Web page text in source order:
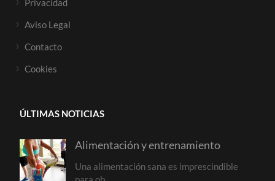
Privacidad
Aviso Legal
Contacto
Cookies
ÚLTIMAS NOTICIAS
Alimentación y entrenamiento
Una alimentación sana es imprescindible